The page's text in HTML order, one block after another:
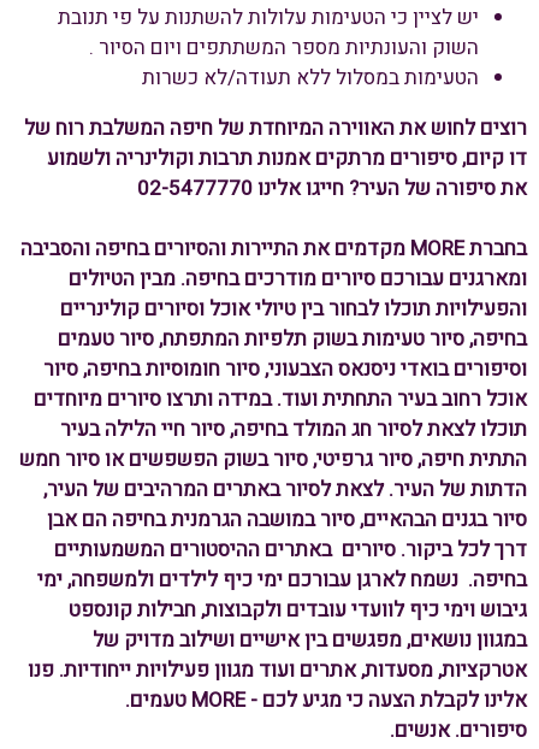
יש לציין כי הטעימות עלולות להשתנות על פי תנובת
השוק והעונתיות מספר המשתתפים ויום הסיור .
הטעימות במסלול ללא תעודה/לא כשרות
רוצים לחוש את האווירה המיוחדת של חיפה המשלבת רוח של
דו קיום, סיפורים מרתקים אמנות תרבות וקולינריה ולשמוע
את סיפורה של העיר? חייגו אלינו 02-5477770
בחברת MORE מקדמים את התיירות והסיורים בחיפה והסביבה
ומארגנים עבורכם סיורים מודרכים בחיפה. מבין הטיולים
והפעילויות תוכלו לבחור בין טיולי אוכל וסיורים קולינריים
בחיפה, סיור טעימות בשוק תלפיות המתפתח, סיור טעמים
וסיפורים בואדי ניסנאס הצבעוני, סיור חומוסיות בחיפה, סיור
אוכל רחוב בעיר התחתית ועוד. במידה ותרצו סיורים מיוחדים
תוכלו לצאת לסיור חג המולד בחיפה, סיור חיי הלילה בעיר
התתית חיפה, סיור גרפיטי, סיור בשוק הפשפשים או סיור חמש
הדתות של העיר. לצאת לסיור באתרים המרהיבים של העיר,
סיור בגנים הבהאיים, סיור במושבה הגרמנית בחיפה הם אבן
דרך לכל ביקור. סיורים באתרים ההיסטורים המשמעותיים
בחיפה. נשמח לארגן עבורכם ימי כיף לילדים ולמשפחה, ימי
גיבוש וימי כיף לוועדי עובדים ולקבוצות, חבילות קונספט
במגוון נושאים, מפגשים בין אישיים ושילוב מדויק של
אטרקציות, מסעדות, אתרים ועוד מגוון פעילויות ייחודיות. פנו
אלינו לקבלת הצעה כי מגיע לכם - MORE טעמים.
סיפורים.אנשים.